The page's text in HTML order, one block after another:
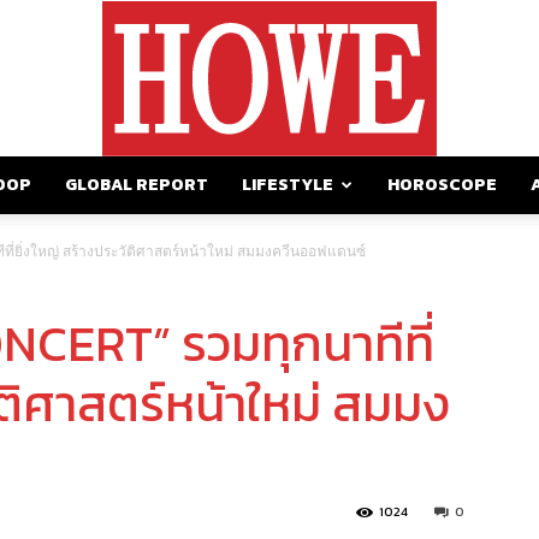
GLOBAL REPORT LIFESTYLE HOROSCOPE
ทีที่ยิ่งใหญ่ สร้างประวัติศาสตร์หน้าใหม่ สมมงควีนออฟแดนซ์
รวมทุกนาทีที่
ศาสตร์หน้าใหม่ สมมง
0
1024